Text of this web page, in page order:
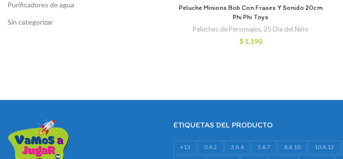
Purificadores de agua
Sin categorizar
Peluche Minions Bob Con Frases Y Sonido 20cm
Phi Phi Toys
Peluches de Personajes, 25 Dia del Niño
$ 1.190
ETIQUETAS DEL PRODUCTO
+13 0 A 2 3 A 4 5 A 7 8 A 10 10 A 12